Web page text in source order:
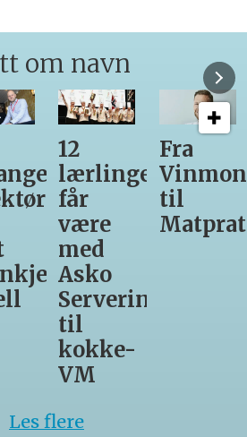
om navn
Gir seg
som
daglig
leder
hos
Den
Glade
Gris
Ny
daglig
leder
for
Les flere